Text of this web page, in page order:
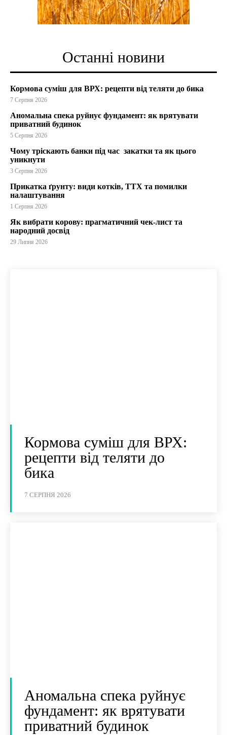
Останні новини
Кормова суміш для ВРХ: рецепти від теляти до бика
7 Серпня 2026
Аномальна спека руйнує фундамент: як врятувати
приватний будинок
5 Серпня 2026
Чому тріскають банки під час закатки та як цього
уникнути
3 Серпня 2026
Прикатка ґрунту: види котків, ТТХ та помилки
налаштування
1 Серпня 2026
Як вибрати корову: прагматичний чек-лист та
народний досвід
29 Липня 2026
Кормова суміш для ВРХ:
рецепти від теляти до
бика
7 СЕРПНЯ 2026
Аномальна спека руйнує
фундамент: як врятувати
приватний будинок